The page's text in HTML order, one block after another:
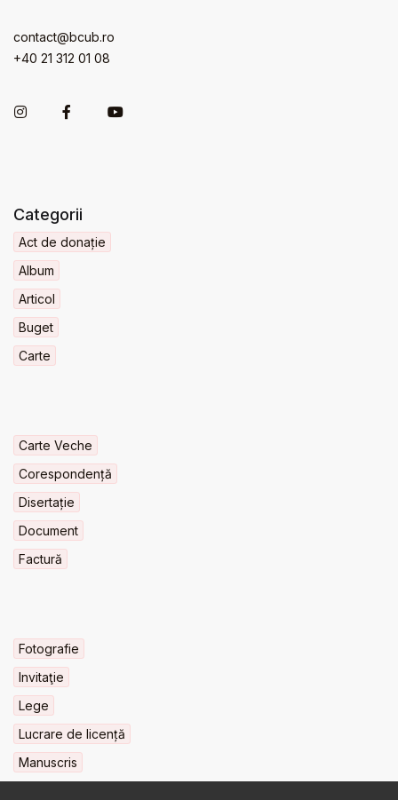
contact@bcub.ro
+40 21 312 01 08
Categorii
Act de donație
Album
Articol
Buget
Carte
Carte Veche
Corespondență
Disertație
Document
Factură
Fotografie
Invitaţie
Lege
Lucrare de licență
Manuscris